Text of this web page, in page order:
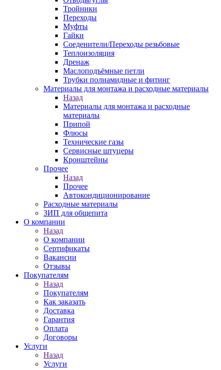
Тройники
Переходы
Муфты
Гайки
Соеденители/Переходы резьбовые
Теплоизоляция
Дренаж
Маслоподъёмные петли
Трубки полиамидные и фитинг
Материалы для монтажа и расходные материалы
Назад
Материалы для монтажа и расходные
материалы
Припой
Флюсы
Технические газы
Сервисные штуцеры
Кронштейны
Прочее
Назад
Прочее
Автокондиционирование
Расходные материалы
ЗИП для общепита
О компании
Назад
О компании
Сертификаты
Вакансии
Отзывы
Покупателям
Назад
Покупателям
Как заказать
Доставка
Гарантия
Оплата
Договоры
Услуги
Назад
Услуги